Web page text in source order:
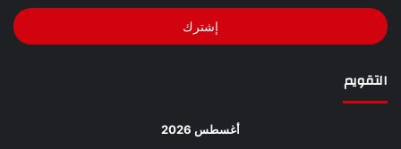
الإلكتروني
التقويم
أغسطس 2026